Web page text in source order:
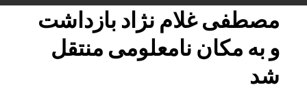
مصطفی غلام نژاد بازداشت
و به مکان نامعلومی منتقل
شد